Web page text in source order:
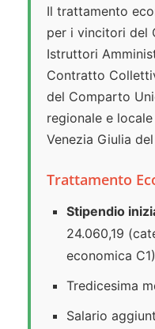
Il trattamento
per i vincitori del
Istruttori
Contratto
del Comparto
regionale e
Venezia Giulia
Trattamento
Stipendio
24.060,19
economica
Tredicesima
Salario